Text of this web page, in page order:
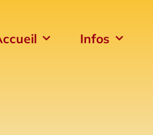
Infos